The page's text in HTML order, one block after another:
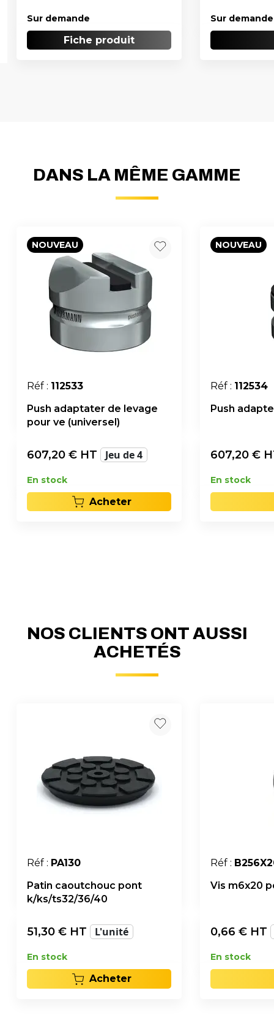
Sur demande
Fiche produit
Sur demande
DANS LA MÊME GAMME
NOUVEAU
Réf : 112533
Push adaptater de levage
pour ve (universel)
607,20 € HT Jeu de 4
En stock
Acheter
NOUVEAU
Réf : 112534
Push
607,20 €
En stock
NOS CLIENTS ONT AUSSI
ACHETÉS
Réf : PA130
Patin caoutchouc pont
k/ks/ts32/36/40
51,30 € HT L'unité
En stock
Acheter
Réf :
Vis m6x20
0,66 € HT
En stock